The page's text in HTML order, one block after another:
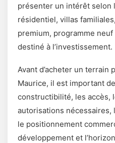
présenter un intérêt selon
résidentiel, villas
premium, programme
destiné à l’investissement.
Avant d’acheter un terrain
Maurice, il est important
constructibilité, les accès,
autorisations nécessaires,
le positionnement
développement et